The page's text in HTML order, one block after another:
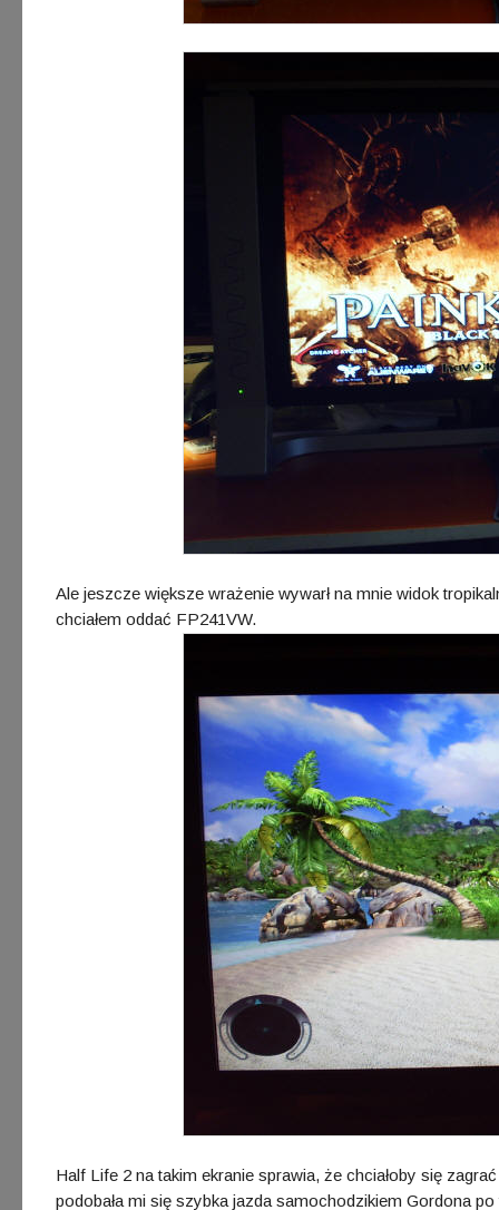
Ale jeszcze większe wrażenie wywarł na mnie widok
chciałem oddać FP241VW.
Half Life 2 na takim ekranie sprawia, że chciałoby się
podobała mi się szybka jazda samochodzikiem Gordona